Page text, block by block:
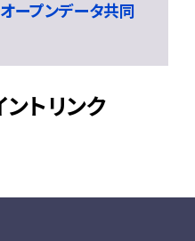
ープンデータ共同
トリンク